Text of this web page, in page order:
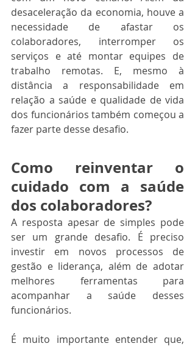
desaceleração da economia, houve a
necessidade de afastar os
colaboradores, interromper os
serviços e até montar equipes de
trabalho remotas. E, mesmo à
distância a responsabilidade em
relação a saúde e qualidade de vida
dos funcionários também começou a
fazer parte desse desafio.
Como reinventar o
cuidado com a saúde
dos colaboradores?
A resposta apesar de simples pode
ser um grande desafio. É preciso
investir em novos processos de
gestão e liderança, além de adotar
melhores ferramentas para
acompanhar a saúde desses
funcionários.
É muito importante entender que,